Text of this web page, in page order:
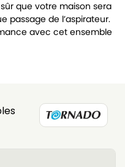
que votre maison sera
passage de l’aspirateur.
avec cet ensemble